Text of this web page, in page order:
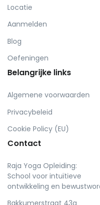
Locatie
Aanmelden
Blog
Oefeningen
Belangrijke links
Algemene voorwaarden
Privacybeleid
Cookie Policy (EU)
Contact
Raja Yoga Opleiding:
School voor intuïtieve
ontwikkeling en